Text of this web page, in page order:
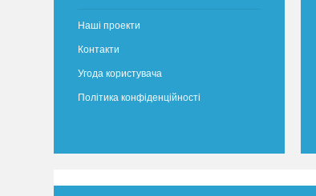
Наші проекти
Контакти
Угода користувача
Політика конфіденційності